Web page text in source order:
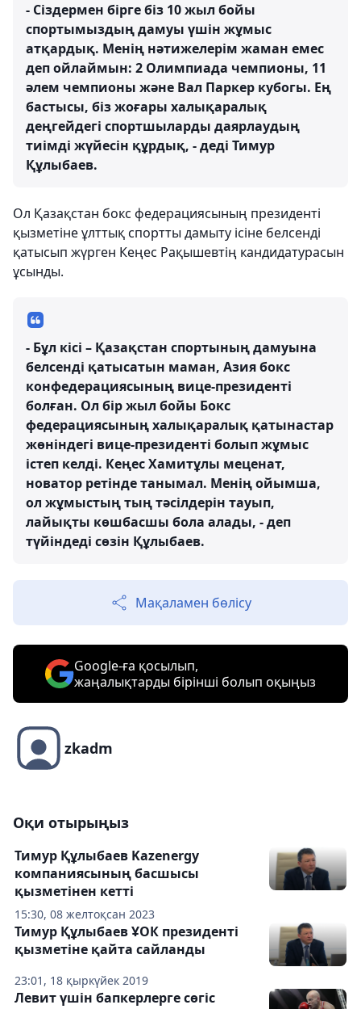
- Сіздермен бірге біз 10 жыл бойы
спортымыздың дамуы үшін жұмыс
атқардық. Менің нәтижелерім жаман емес
деп ойлаймын: 2 Олимпиада чемпионы, 11
әлем чемпионы және Вал Паркер кубогы. Ең
бастысы, біз жоғары халықаралық
деңгейдегі спортшыларды даярлаудың
тиімді жүйесін құрдық, - деді Тимур
Құлыбаев.
Ол Қазақстан бокс федерациясының президенті
қызметіне ұлттық спортты дамыту ісіне белсенді
қатысып жүрген Кеңес Рақышевтің кандидатурасын
ұсынды.
- Бұл кісі – Қазақстан спортының дамуына
белсенді қатысатын маман, Азия бокс
конфедерациясының вице-президенті
болған. Ол бір жыл бойы Бокс
федерациясының халықаралық қатынастар
жөніндегі вице-президенті болып жұмыс
істеп келді. Кеңес Хамитұлы меценат,
новатор ретінде танымал. Менің ойымша,
ол жұмыстың тың тәсілдерін тауып,
лайықты көшбасшы бола алады, - деп
түйіндеді сөзін Құлыбаев.
Мақаламен бөлісу
Google-ға қосылып,
жаңалықтарды бірінші болып оқыңыз
zkadm
Оқи отырыңыз
15:30, 08 желтоқсан 2023
Тимур Құлыбаев Kazenergу
компаниясының басшысы
қызметінен кетті
23:01, 18 қыркүйек 2019
Тимур Құлыбаев ҰОК президенті
қызметіне қайта сайланды
Левит үшін бапкерлерге сөгіс